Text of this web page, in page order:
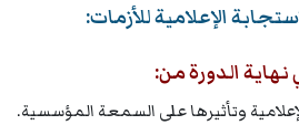
الإعلامية للأزمات:
الدورة من:
وتأثيرها على السمعة المؤسسية.